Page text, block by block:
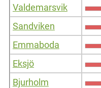
Valdemarsvik
Sandviken
Emmaboda
Eksjö
Bjurholm